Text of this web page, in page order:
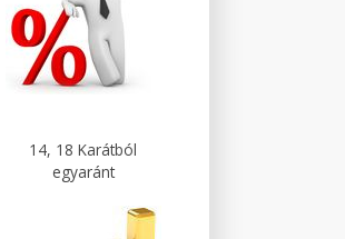
14, 18 Karátból
egyaránt